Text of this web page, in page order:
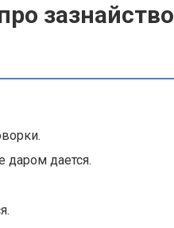
зазнайство
даром дается.